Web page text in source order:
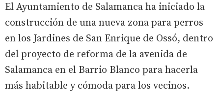
El Ayuntamiento de Salamanca ha iniciado la
construcción de una nueva zona para perros
en los Jardines de San Enrique de Ossó, dentro
del proyecto de reforma de la avenida de
Salamanca en el Barrio Blanco para hacerla
más habitable y cómoda para los vecinos.